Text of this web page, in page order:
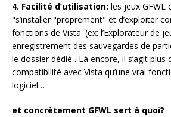
4. Facilité d’utilisation: les jeux GFWL
"s’installer "proprement" et d’exploiter
fonctions de Vista. (ex: l’Explorateur de
enregistrement des sauvegardes de
le dossier dédié . Là encore, il s’agit plus
compatibilité avec Vista qu’une vrai
logiciel…
et concrètement GFWL sert à quoi?